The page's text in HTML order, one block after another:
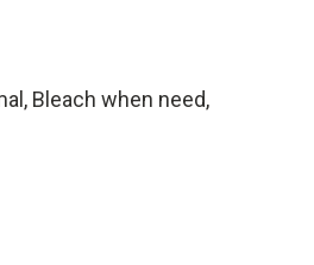
Bleach when need,